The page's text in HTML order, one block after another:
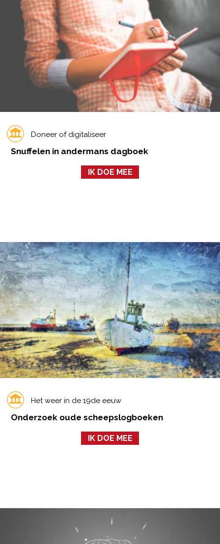
Doneer of digitaliseer
Snuffelen in andermans dagboek
IK DOE MEE
Het weer in de 19de eeuw
Onderzoek oude scheepslogboeken
IK DOE MEE